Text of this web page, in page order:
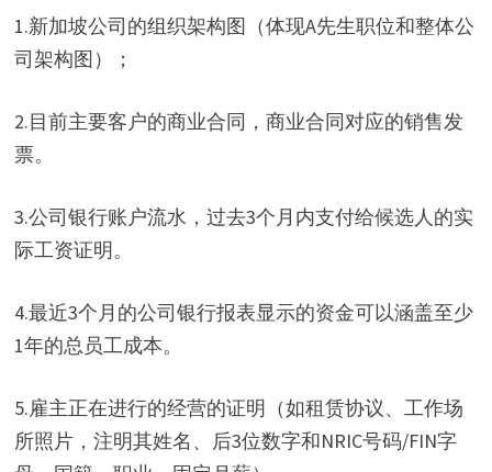
1.新加坡公司的组织架构图（体现A先生职位和整体公
司架构图）；
2.目前主要客户的商业合同，商业合同对应的销售发
票。
3.公司银行账户流水，过去3个月内支付给候选人的实
际工资证明。
4.最近3个月的公司银行报表显示的资金可以涵盖至少
1年的总员工成本。
5.雇主正在进行的经营的证明（如租赁协议、工作场
所照片，注明其姓名、后3位数字和NRIC号码/FIN字